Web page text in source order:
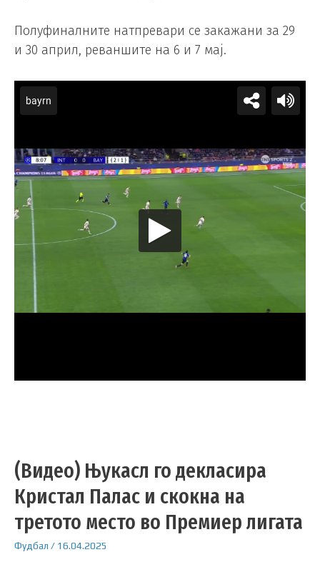
Полуфиналните натпревари се закажани за 29
и 30 април, реваншите на 6 и 7 мај.
(Видео) Њукасл го декласира
Кристал Палас и скокна на
третото место во Премиер лигата
Фудбал / 16.04.2025